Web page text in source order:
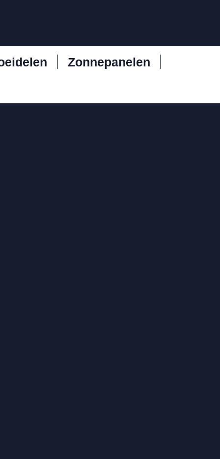
Zonnepanelen